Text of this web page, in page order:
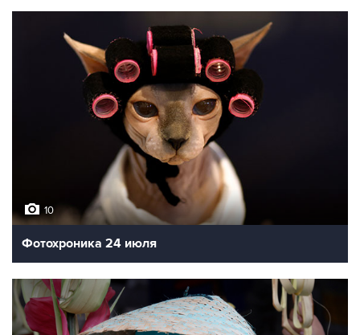
10
Фотохроника 24 июля